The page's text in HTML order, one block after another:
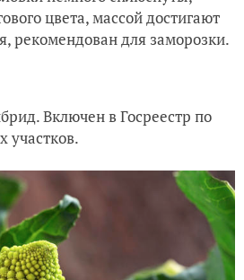
цвета, массой достигают
рекомендован для заморозки.
Включен в Госреестр по
участков.